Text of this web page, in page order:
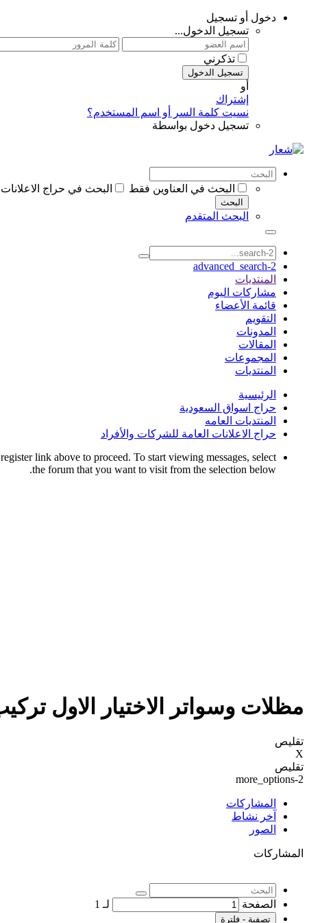
دخول أو تسجيل
تسجيل الدخول...
تذكرني
تسجيل الدخول
أو
إشتراك
نسيت كلمة السر أو اسم المستخدم؟
تسجيل دخول بواسطة
البحث في العناوين فقط البحث في حراج
البحث
البحث المتقدم
advanced_search-2
المنتديات
مشاركات اليوم
قائمة الأعضاء
التقويم
المدونات
المقالات
المجموعات
المنتديات
الرئيسية
حراج اسواق السعودية
المنتديات العامه
حراج الاعلانات العامة للشركات والأفراد
link above to proceed. To start viewing messages, select
the forum that you want to visit from the selection below.
مظلات وسواتر الاختيار الاول
تقليص
X
تقليص
more_options-2
المشاركات
آخر نشاط
الصور
المشاركات
الصفحة لـ 1
تصفية - فلترة